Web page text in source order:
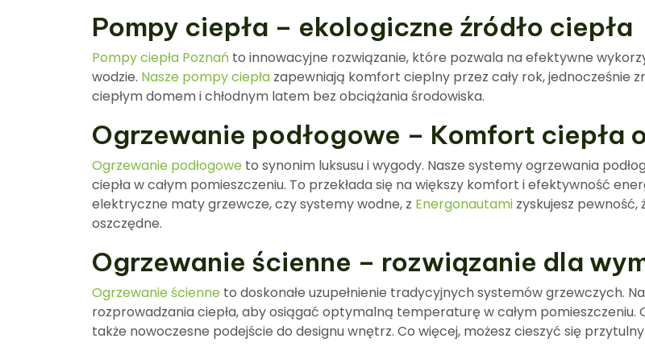
Pompy ciepła – ekologiczne źródło ciepła
Pompy ciepła Poznań to innowacyjne rozwiązanie, które pozwala na efektywne
wodzie. Nasze pompy ciepła zapewniają komfort cieplny przez cały rok, jednocześnie
ciepłym domem i chłodnym latem bez obciążania środowiska.
Ogrzewanie podłogowe – Komfort ciepła
Ogrzewanie podłogowe to synonim luksusu i wygody. Nasze systemy ogrzewania
ciepła w całym pomieszczeniu. To przekłada się na większy komfort i efektywność
elektryczne maty grzewcze, czy systemy wodne, z Energonautami zyskujesz
oszczędne.
Ogrzewanie ścienne – rozwiązanie dla
Ogrzewanie ścienne to doskonałe uzupełnienie tradycyjnych systemów grzewczych.
rozprowadzania ciepła, aby osiągać optymalną temperaturę w całym
także nowoczesne podejście do designu wnętrz. Co więcej, możesz cieszyć się